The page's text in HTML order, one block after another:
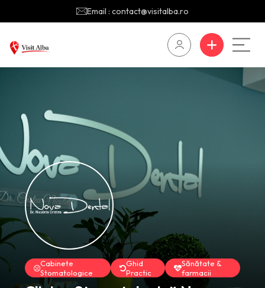
Email : contact@visitalba.ro
Cabinete
Stomatologice
Ghid
Practic
Sănătate &
farmacii